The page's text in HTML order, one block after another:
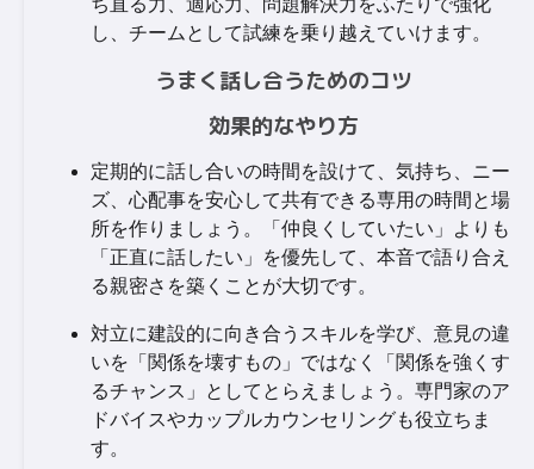
ち直る力、適応力、問題解決力をふたりで強化
し、チームとして試練を乗り越えていけます。
うまく話し合うためのコツ
効果的なやり方
定期的に話し合いの時間を設けて、気持ち、ニー
ズ、心配事を安心して共有できる専用の時間と場
所を作りましょう。「仲良くしていたい」よりも
「正直に話したい」を優先して、本音で語り合え
る親密さを築くことが大切です。
対立に建設的に向き合うスキルを学び、意見の違
いを「関係を壊すもの」ではなく「関係を強くす
るチャンス」としてとらえましょう。専門家のア
ドバイスやカップルカウンセリングも役立ちま
す。